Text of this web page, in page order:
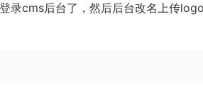
录cms后台了，然后后台改名上传